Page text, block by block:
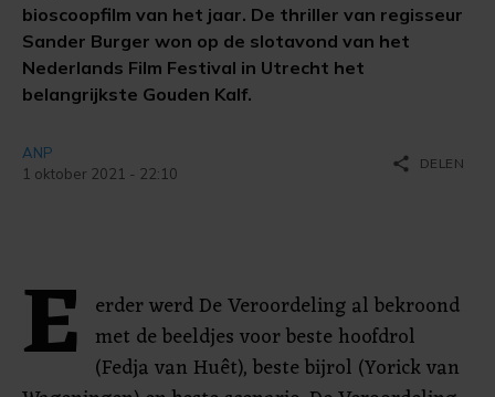
bioscoopfilm van het jaar. De thriller van regisseur
Sander Burger won op de slotavond van het
Nederlands Film Festival in Utrecht het
belangrijkste Gouden Kalf.
ANP
1 oktober 2021 - 22:10
share DELEN
E erder werd De Veroordeling al bekroond
met de beeldjes voor beste hoofdrol
(Fedja van Huêt), beste bijrol (Yorick van